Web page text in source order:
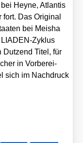
Hey­ne, Atlan­tis
Das Ori­gi­nal
bei Mei­sha
Zyklus
Dut­zend Titel, für
in Vor­be­rei­
sich im Nach­druck